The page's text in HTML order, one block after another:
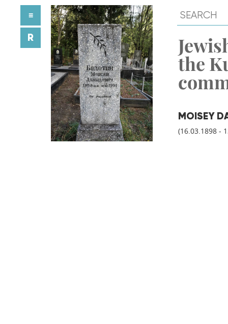
the
MOISEY
(16.03.1898 -
≡
R